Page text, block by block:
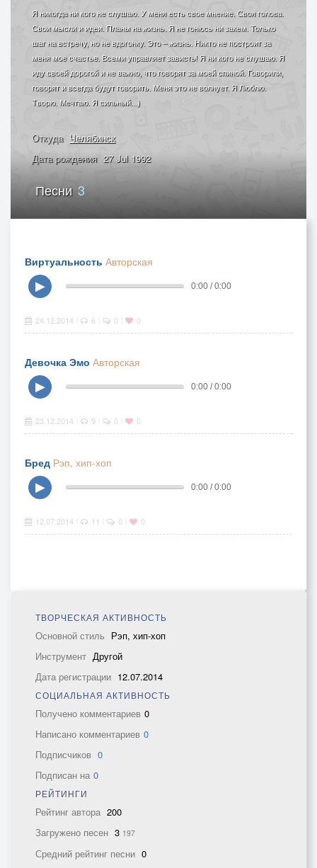
Я никогда ни кого не слушаю. У меня есть свое мнение. Своя голова.
Свои мысли и идеи. Планы на жизнь. Я не гонюсь ни закем. Только
шаг на встречу, но не вдогонку. Это – жизнь. Никто не построит за
меня мое счастье. Всеми управляет зависть! Я ни кого не слушаю. Я
иду своей дорогой и не важно, что говорят за моей спиной. Говорили,
говорят и всегда будут говорить. Меня это не волнует. Я Люблю.
Творю. Мечтаю. Я сильный...)
Откуда Челябинск
Дата рождения 27 Jul 1992
Песни 3
Виртуальность Авторская
▶
0:00 / 0:00
24.12.2014 6 0 0
Девочка Эмо Авторская
▶
0:00 / 0:00
23.12.2014 9 0 0
Бред Рэп, хип-хоп
▶
0:00 / 0:00
12.07.2014 11 0 0
ТВОРЧЕСКАЯ АКТИВНОСТЬ
Основной стиль Рэп, хип-хоп
Инструмент Другой
Дата регистрации 12.07.2014
СОЦИАЛЬНАЯ АКТИВНОСТЬ
Получено комментариев 0
Написано комментариев 0
Подписчиков 0
Подписан на 0
РЕЙТИНГИ
Рейтинг автора 200
Загружено песен 3 197
Средний рейтинг песни 0